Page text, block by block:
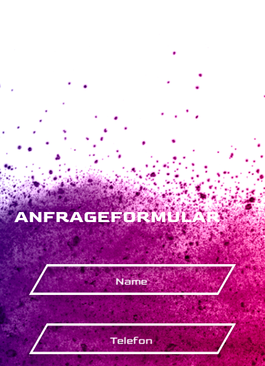
ANFRAGEFORMULAR